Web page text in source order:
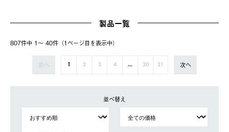
製品一覧
807件中 1〜 40件（1ページ⽬を表⽰中）
前へ 1 2 3 4 ... 20 21 次へ
並べ替え